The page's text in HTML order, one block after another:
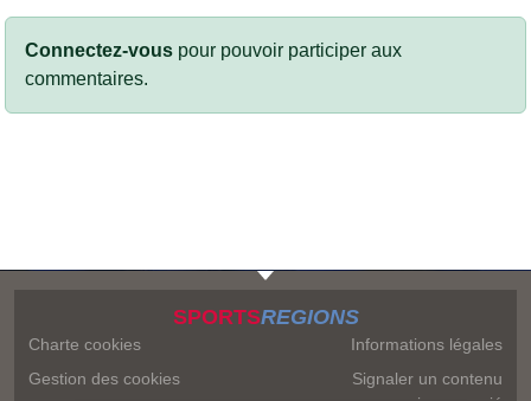
Connectez-vous pour pouvoir participer aux
commentaires.
SPORTSREGIONS
Charte cookies
Gestion des cookies
Informations légales
Signaler un contenu